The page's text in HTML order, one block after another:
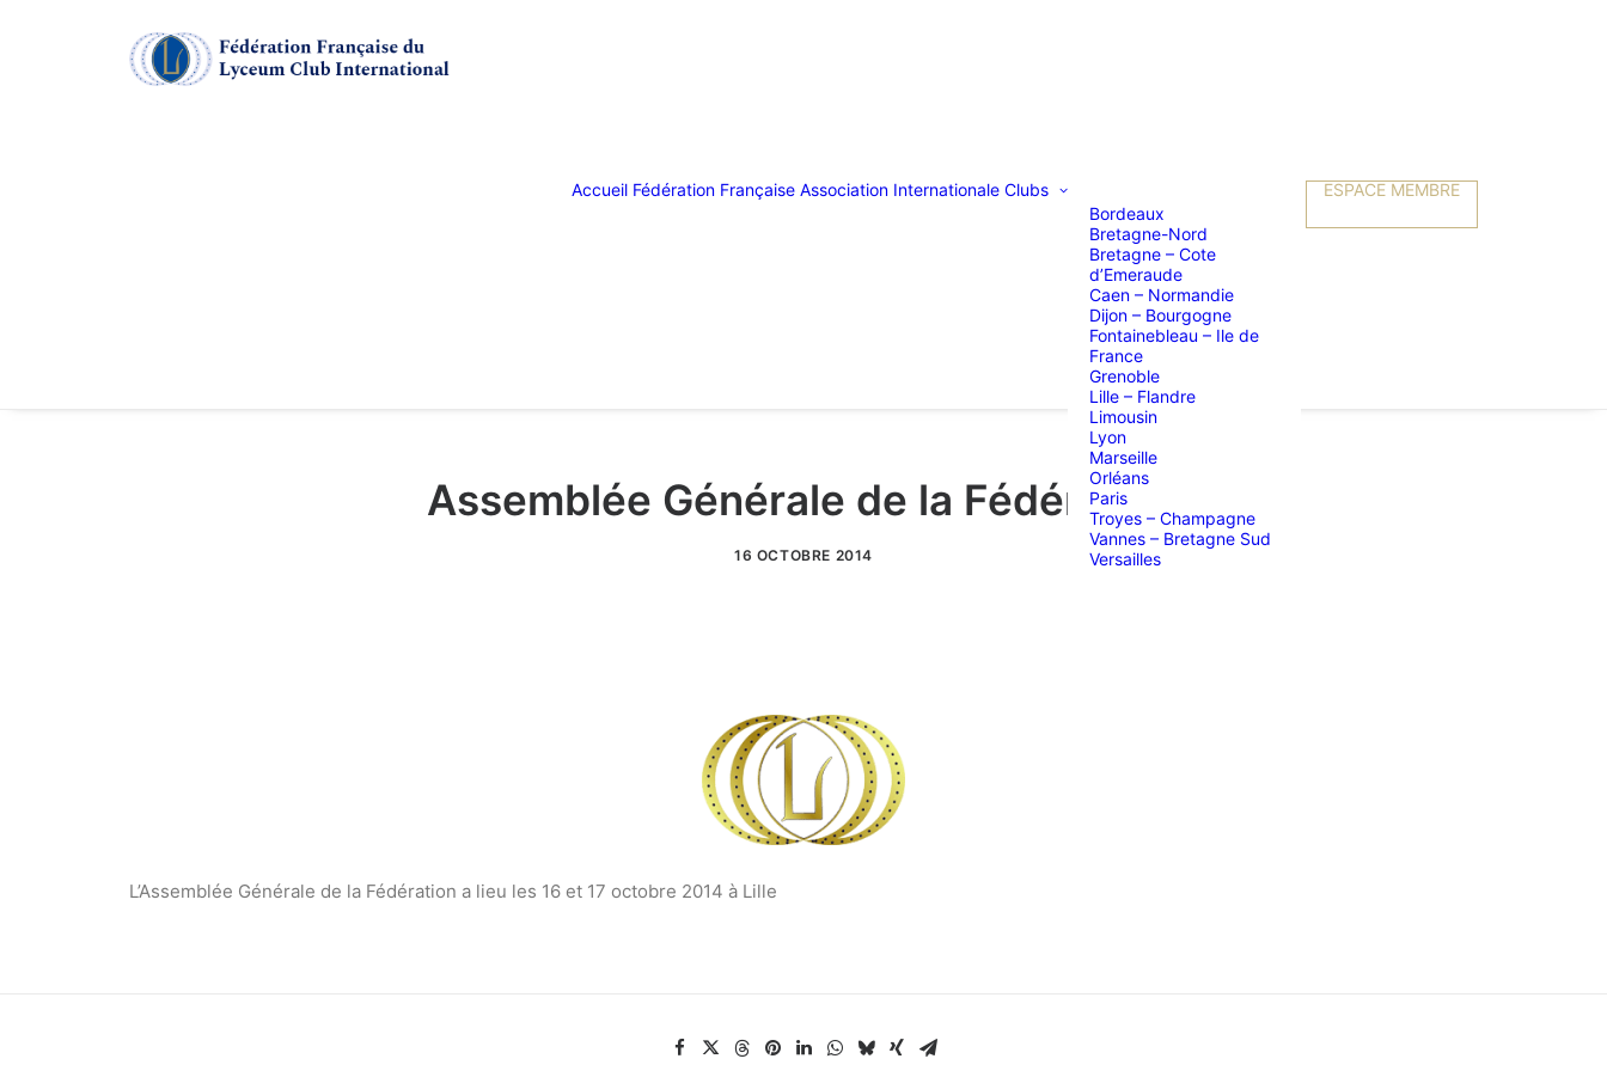
Accueil Fédération Française Association Internationale Clubs
Bordeaux
Bretagne-Nord
Bretagne – Cote
d’Emeraude
Caen – Normandie
Dijon – Bourgogne
Fontainebleau – Ile de
France
Grenoble
Lille – Flandre
Limousin
Lyon
Marseille
Orléans
Paris
Troyes – Champagne
Vannes – Bretagne Sud
Versailles
ESPACE MEMBRE
Assemblée Générale de la Fédération
16 OCTOBRE 2014
L’Assemblée Générale de la Fédération a lieu les 16 et 17 octobre 2014 à Lille